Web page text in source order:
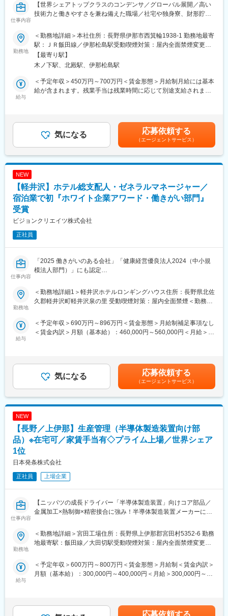
ち外食事業7店舗）
＜デリシアレシピも展開しています◎＞
変更の範囲：会社の定める業務
仕事内容
【世界シェアトップクラスのコンデンサ／グローバル展開／高い
技術力と働きやすさを兼ね備えた職場／社宅や独身寮、財形貯蓄
■業務概要
年間生産規模80億個を誇る世界有数のコンデンサメーカーの当社
にて、品質保証のポジションをお任せします。
■業務詳細
・顧客からの品質に関する問い合わせ対応
・工場内での巡回監査および監査対応
品質保証業務を通じて、製品の不良を未然に防ぎ、万が一発生し
た場合は速やかに原因究明と是正措置を行います。定期的な品質
監査や現場での工程確認、調達先と連携した品質向上活動にも携
品「コンデンサ」の開発から製造、販売までを一貫して手がける
メーカーとして世界の約5,000社と取引しています
■当社の特徴
使われる)分野で、世界の70%のシェアを誇ります。
◇1998年には従来品との比較で、電機抵抗値を3分の1以下に低減
す。
■扱うサービス
電解コンデンサやスイッチング電源ユニットなど
■教育体制
各種階層別研修やOJT、通信教育補助、語学研修など充実した育
成制度があります。
◎社宅や独身寮、財形貯蓄制度など福利厚生が充実
◎完全週休二日制・年間休日122日でプライベートも充実
品質保証の専門性を高めるだけでなく、開発や生産管理、グロー
バル拠点へのキャリアも目指せます。
変更の範囲：会社の定める業務
勤務地
＜勤務地詳細＞本社住所：長野県伊那市西箕輪1938-1 勤務地最寄
駅：ＪＲ飯田線／伊那松島駅受動喫煙対策：屋内全面禁煙変更の
範囲：会社の定める事業所
【最寄り駅】
木ノ下駅、北殿駅、伊那松島駅
給与
＜予定年収＞450万円～700万円＜賃金形態＞月給制月給には基本
給が含まれます。残業手当は残業時間に応じて別途支給されま
金額であり、選考を通じて上下する可能性があります。月給(月額)
は固定手当を含めた表記です。
気になる 応募依頼する
（エージェントサービス）
NEW
【軽井沢】ホテル総支配人・ゼネラルマネージャー／
宿泊業で初『ホワイト企業アワード・働きがい部門』
受賞
ビジョンクリエイツ株式会社
正社員
仕事内容
「2025 働きがいのある会社」「健康経営優良法人2024（中小規
模法人部門）」にも認定
■業務内容：
弊社が運営するホテル事業〔現在３施設〕のマネジメントを担う
総支配人・ゼネラルマネージャーとしてホテル運営・マネジメン
■業務詳細：
・VIP顧客対応
・その他、得意分野でのアウトプット など
■弊社の特徴
年平均で120％の成長を遂げる、平均年齢29.2歳の若いスタッフ
マチのランドマークとなる、大手チェーンでは表現しきれない地
域のストーリーを宿すホテルとして。
100年後にも屋号を遺し、地域ならではの個性とぬくもりを軸に
■全国の宿泊業で初『ホワイト企業アワード・働きがい部門』受賞
となった職場環境
・弊社の有給休暇の取得日数は、2025年実績で10.5日です。
繁忙期や週末など忙しい日がある一方、閑散期や平日にはわりと
自由に有給休暇を取得することができます。全員がマルチスキル
（多能工）で仕事をこなせる状態を目指しているので、比較的シ
組み合わせて連休を作り、地元に帰省してゆっくり実家で過ごす
などリフレッシュできる環境です。
て働いているスタッフもいるため、それぞれのライフスタイルに
合わせた働き方ができます。
勤務地
＜勤務地詳細1＞軽井沢ホテルロンギングハウス住所：長野県北佐
久郡軽井沢町軽井沢泉の里 受動喫煙対策：屋内全面禁煙＜勤務地
井沢町大字軽井沢878-2 受動喫煙対策：屋内全面禁煙＜勤務地詳
細3＞西軽井沢ホテル アトリエ・ブルゥ住所：北佐久郡御代田町
大字馬瀬口1471 受動喫煙対策：屋内全面禁煙変更の範囲：会社の
給与
＜予定年収＞690万円～896万円＜賃金形態＞月給制補足事項なし
＜賃金内訳＞月額（基本給）：460,000円～560,000円＜月給＞
額手当：宿直手当1回3,000円賃金はあくまでも目安の金額であ
り、選考を通じて上下する可能性があります。月給(月額)は固定手
気になる 応募依頼する
（エージェントサービス）
NEW
【長野／上伊那】生産管理（半導体製造装置向け部
品）※在宅可／家賃手当有◇プライム上場／世界シェア
1位
日本発条株式会社
正社員 上場企業
仕事内容
【ニッパツの成長ドライバー「半導体製造装置」向けコア部品／
金属加工×熱制御×精密接合に強み！半導体製造装置メーカーに任
■募集背景
宮田工場では、半導体製造装置の均一な加熱や冷却を可能にする
重要部品を生産しています。収益性が高いことから、中長期での
成長期待が最も高い（2031年までに約1.7倍成長を想定）事業で
■担当業務：
勤務地
＜勤務地詳細＞宮田工場住所：長野県上伊那郡宮田村5352-6 勤務
地最寄駅：飯田線／大田切駅受動喫煙対策：屋内全面禁煙変更の
給与
＜予定年収＞600万円～800万円＜賃金形態＞月給制＜賃金内訳＞
月額（基本給）：300,000円～400,000円＜月給＞300,000円～
選考を通じて上下する可能性があります。月給(月額)は固定手当を